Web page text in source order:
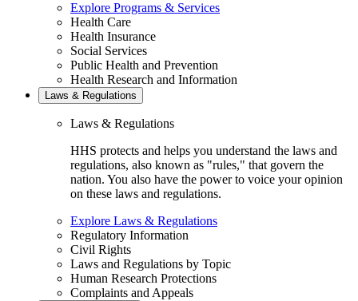
Explore Programs & Services
Health Care
Health Insurance
Social Services
Public Health and Prevention
Health Research and Information
Laws & Regulations
Laws & Regulations
HHS protects and helps you understand the laws and
regulations, also known as "rules," that govern the
nation. You also have the power to voice your opinion
on these laws and regulations.
Explore Laws & Regulations
Regulatory Information
Civil Rights
Laws and Regulations by Topic
Human Research Protections
Complaints and Appeals